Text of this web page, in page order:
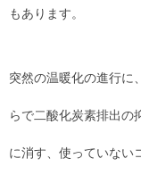
もあります。
突然の温暖化の進行に
らで二酸化炭素排出の
に消す、使っていない